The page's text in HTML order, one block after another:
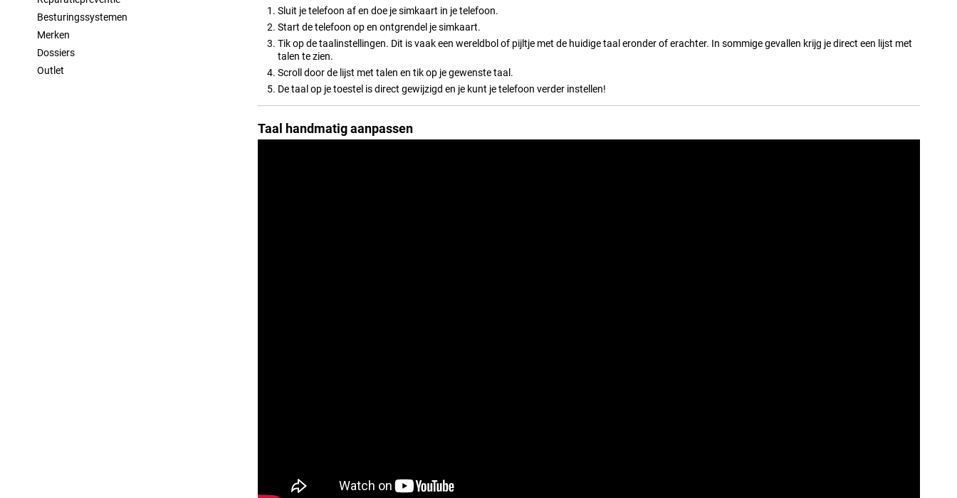
Besturingssystemen
Merken
Dossiers
Outlet
Sluit je telefoon af en doe je simkaart in je telefoon.
Start de telefoon op en ontgrendel je simkaart.
Tik op de taalinstellingen. Dit is vaak een wereldbol of pijltje met de huidige taal eronder of erachter. In sommige gevallen krijg je direct een lijst met
talen te zien.
Scroll door de lijst met talen en tik op je gewenste taal.
De taal op je toestel is direct gewijzigd en je kunt je telefoon verder instellen!
Taal handmatig aanpassen